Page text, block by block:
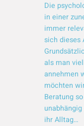
Die
in einer
immer
sich dieses
als man
annehmen
möchten
Beratung
ihr Alltag…